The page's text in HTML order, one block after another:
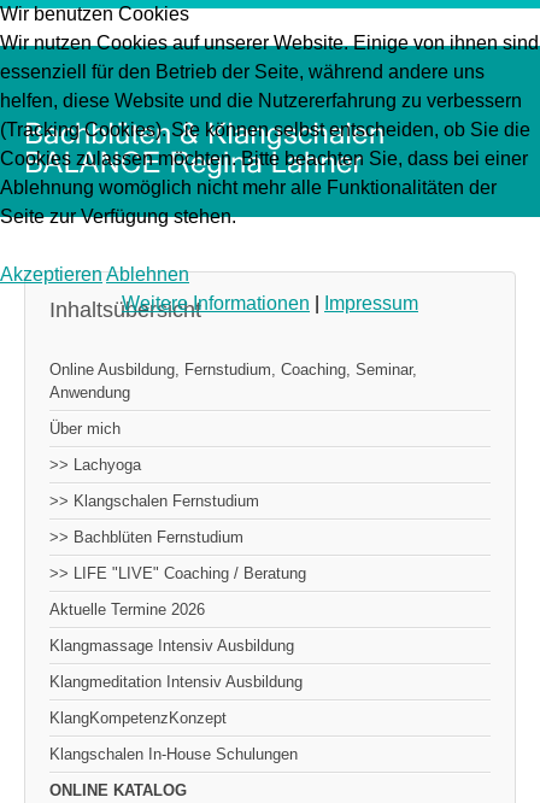
Inhaltsübersicht
Online Ausbildung, Fernstudium, Coaching, Seminar,
Anwendung
Über mich
>> Lachyoga
>> Klangschalen Fernstudium
>> Bachblüten Fernstudium
>> LIFE "LIVE" Coaching / Beratung
Aktuelle Termine 2026
Klangmassage Intensiv Ausbildung
Klangmeditation Intensiv Ausbildung
KlangKompetenzKonzept
Klangschalen In-House Schulungen
ONLINE KATALOG
Wir benutzen Cookies
Wir nutzen Cookies auf unserer Website. Einige von ihnen sind
essenziell für den Betrieb der Seite, während andere uns
helfen, diese Website und die Nutzererfahrung zu verbessern
(Tracking Cookies). Sie können selbst entscheiden, ob Sie die
Cookies zulassen möchten. Bitte beachten Sie, dass bei einer
Ablehnung womöglich nicht mehr alle Funktionalitäten der
Seite zur Verfügung stehen.
AkzeptierenAblehnen
Weitere Informationen
Impressum